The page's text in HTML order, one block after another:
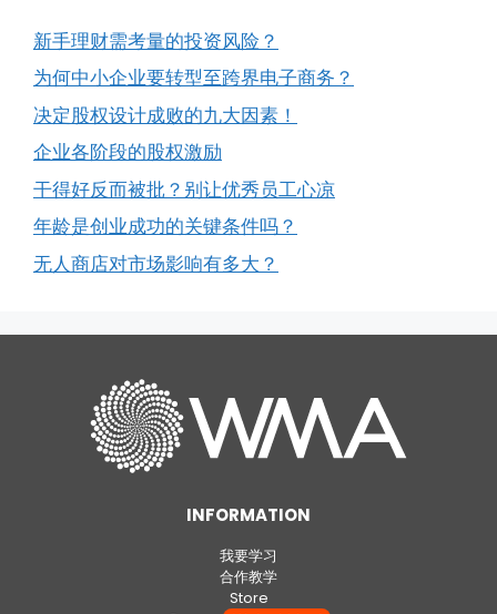
新手理财需考量的投资风险？
为何中小企业要转型至跨界电子商务？
决定股权设计成败的九大因素！
企业各阶段的股权激励
干得好反而被批？别让优秀员工心凉
年龄是创业成功的关键条件吗？
无人商店对市场影响有多大？
INFORMATION
我要学习
合作教学
Store